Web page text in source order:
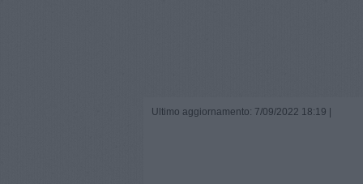
Ultimo aggiornamento: 7/09/2022 18:19 |